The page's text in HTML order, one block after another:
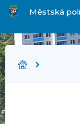
Městská